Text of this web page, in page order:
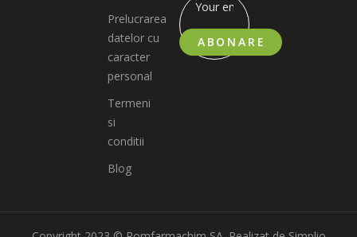
Prelucrarea
datelor cu
caracter
personal
Termeni
si
conditii
Blog
ABONARE